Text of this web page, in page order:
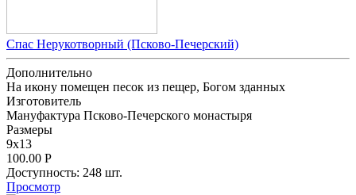
Спас Нерукотворный (Псково-Печерский)
Дополнительно
На икону помещен песок из пещер, Богом зданных
Изготовитель
Мануфактура Псково-Печерского монастыря
Размеpы
9x13
100.00 Р
Доступность: 248 шт.
Просмотр